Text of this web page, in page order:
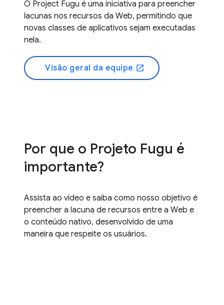
O Project Fugu é uma iniciativa para preencher
lacunas nos recursos da Web, permitindo que
novas classes de aplicativos sejam executadas
nela.
Visão geral da equipe open_in_new
Por que o Projeto Fugu é
importante?
Assista ao vídeo e saiba como nosso objetivo é
preencher a lacuna de recursos entre a Web e
o conteúdo nativo, desenvolvido de uma
maneira que respeite os usuários.